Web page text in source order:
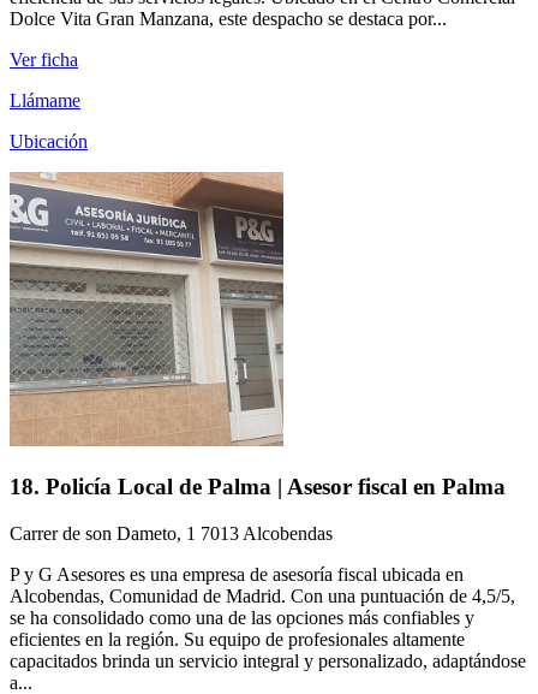
Dolce Vita Gran Manzana, este despacho se destaca por...
Ver ficha
Llámame
Ubicación
18. Policía Local de Palma | Asesor fiscal en Palma
Carrer de son Dameto, 1 7013 Alcobendas
P y G Asesores es una empresa de asesoría fiscal ubicada en
Alcobendas, Comunidad de Madrid. Con una puntuación de 4,5/5,
se ha consolidado como una de las opciones más confiables y
eficientes en la región. Su equipo de profesionales altamente
capacitados brinda un servicio integral y personalizado, adaptándose
a...